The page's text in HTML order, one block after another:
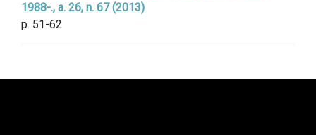
1988-., a. 26, n. 67 (2013)
p. 51-62